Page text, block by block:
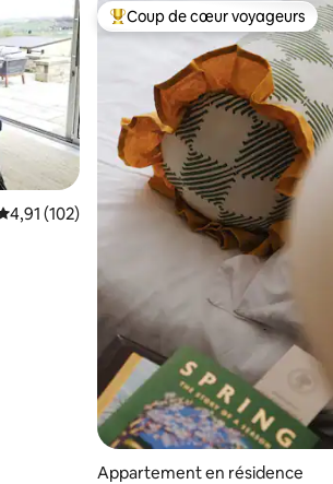
: 4,96 sur 5
moyenne sur la base de 102
4,91 (102)
Coups de cœur voyageurs les
Coup de cœur voyageurs
Appartement en résidence